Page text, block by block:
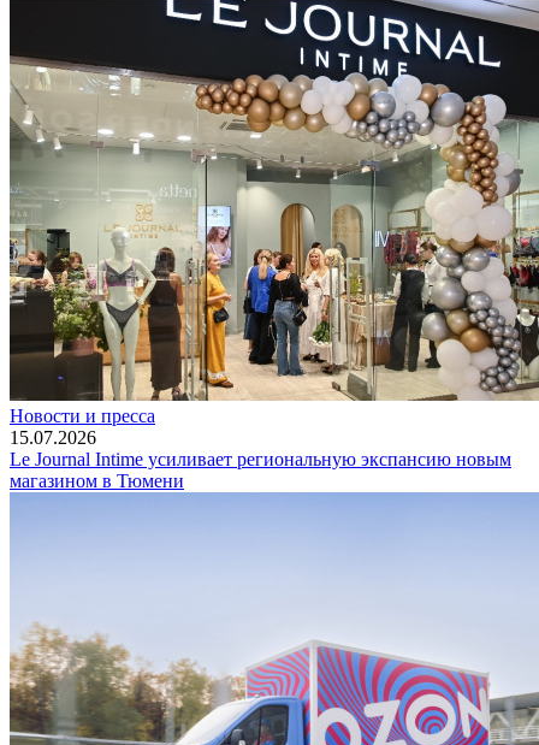
Новости и пресса
15.07.2026
Le Journal Intime усиливает региональную экспансию новым
магазином в Тюмени